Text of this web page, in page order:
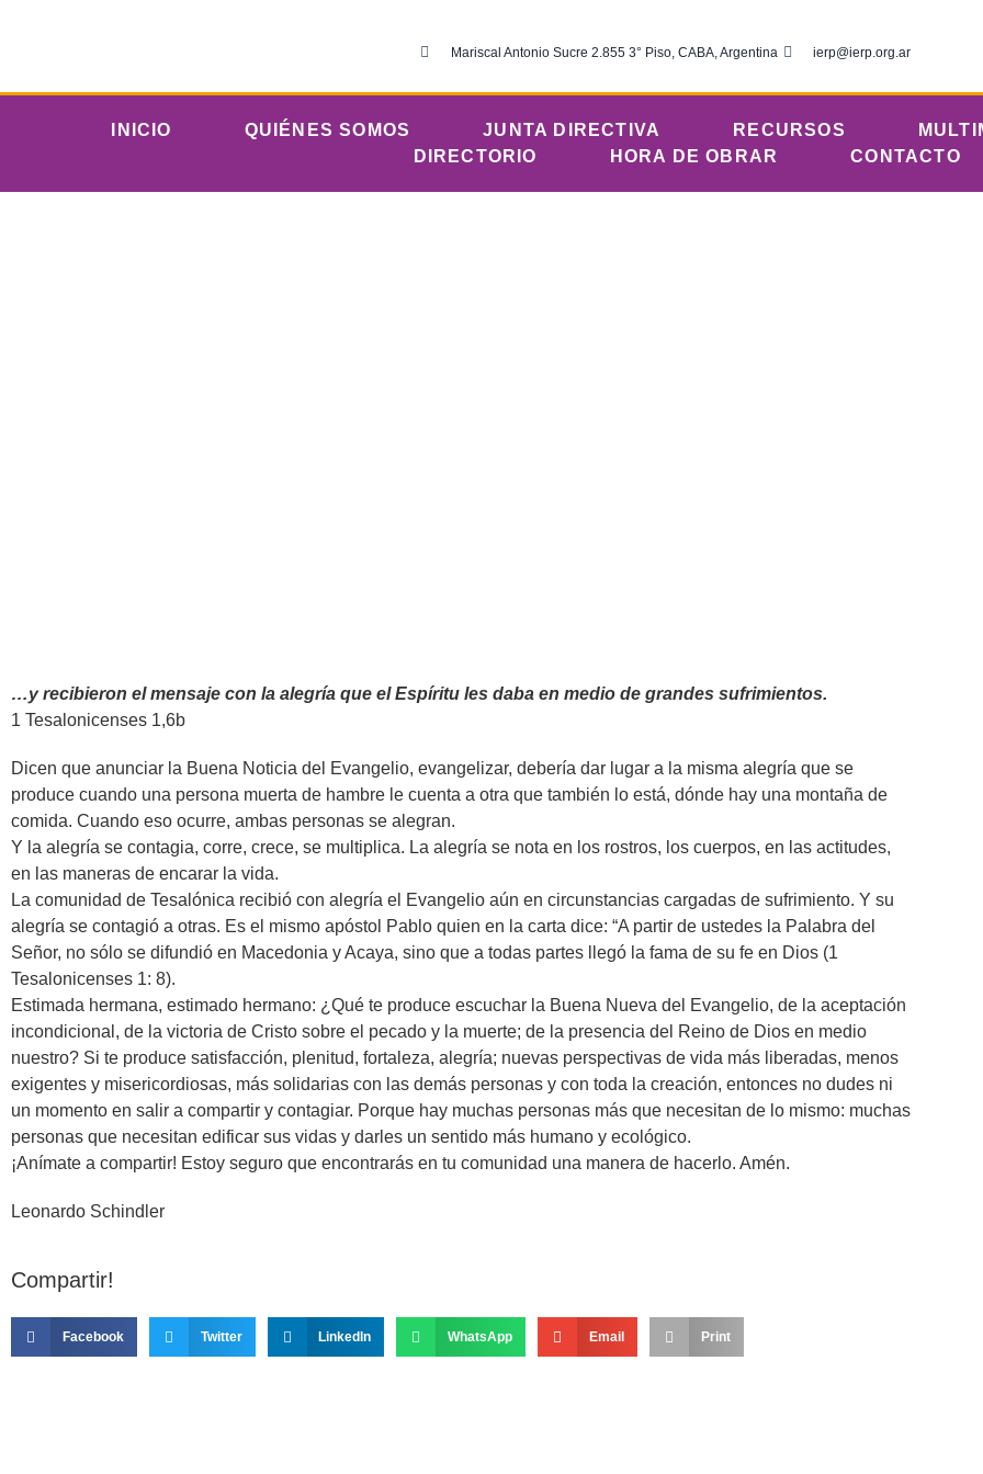
Mariscal Antonio Sucre 2.855 3° Piso, CABA, Argentina ierp@ierp.org.ar
INICIO QUIÉNES SOMOS JUNTA DIRECTIVA RECURSOS
DIRECTORIO
HORA DE OBRAR CONTACTO
…y recibieron el mensaje con la alegría que el Espíritu les daba en medio de grandes sufrimientos.
1 Tesalonicenses 1,6b
Dicen que anunciar la Buena Noticia del Evangelio, evangelizar, debería dar lugar a la misma alegría que se
produce cuando una persona muerta de hambre le cuenta a otra que también lo está, dónde hay una montaña de
comida. Cuando eso ocurre, ambas personas se alegran.
Y la alegría se contagia, corre, crece, se multiplica. La alegría se nota en los rostros, los cuerpos, en las actitudes,
en las maneras de encarar la vida.
La comunidad de Tesalónica recibió con alegría el Evangelio aún en circunstancias cargadas de sufrimiento. Y su
alegría se contagió a otras. Es el mismo apóstol Pablo quien en la carta dice: “A partir de ustedes la Palabra del
Señor, no sólo se difundió en Macedonia y Acaya, sino que a todas partes llegó la fama de su fe en Dios (1
Tesalonicenses 1: 8).
Estimada hermana, estimado hermano: ¿Qué te produce escuchar la Buena Nueva del Evangelio, de la aceptación
incondicional, de la victoria de Cristo sobre el pecado y la muerte; de la presencia del Reino de Dios en medio
nuestro? Si te produce satisfacción, plenitud, fortaleza, alegría; nuevas perspectivas de vida más liberadas, menos
exigentes y misericordiosas, más solidarias con las demás personas y con toda la creación, entonces no dudes ni
un momento en salir a compartir y contagiar. Porque hay muchas personas más que necesitan de lo mismo: muchas
personas que necesitan edificar sus vidas y darles un sentido más humano y ecológico.
¡Anímate a compartir! Estoy seguro que encontrarás en tu comunidad una manera de hacerlo. Amén.
Leonardo Schindler
Compartir!
Facebook Twitter LinkedIn WhatsApp Email Print